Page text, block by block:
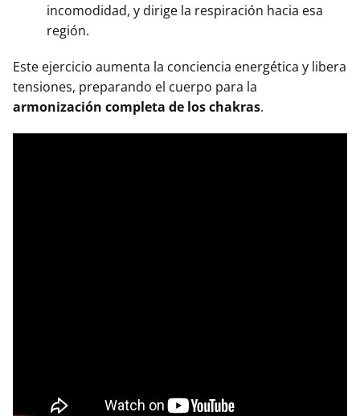
incomodidad, y dirige la respiración hacia esa
región.
Este ejercicio aumenta la conciencia energética y libera
tensiones, preparando el cuerpo para la
armonización completa de los chakras.